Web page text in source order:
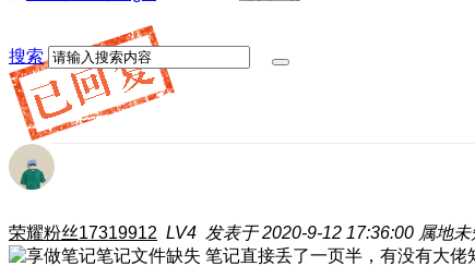
搜索
荣耀粉丝17319912 LV4 发表于 2020-9-12 17:36:00 属地未
笔记直接丢了一页半，有没有大